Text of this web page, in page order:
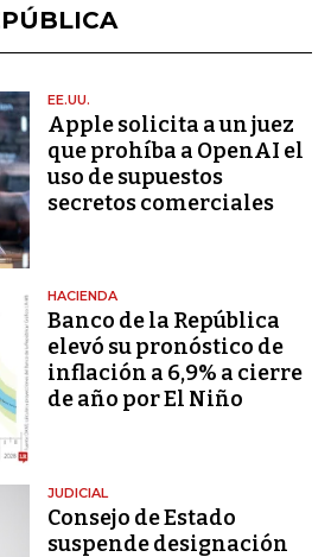
EE.UU.
Apple solicita a un juez
que prohíba a OpenAI el
uso de supuestos
secretos comerciales
HACIENDA
Banco de la República
elevó su pronóstico de
inflación a 6,9% a cierre
de año por El Niño
JUDICIAL
Consejo de Estado
suspende designación